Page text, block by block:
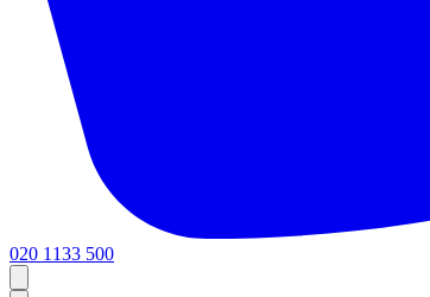
020 1133 500